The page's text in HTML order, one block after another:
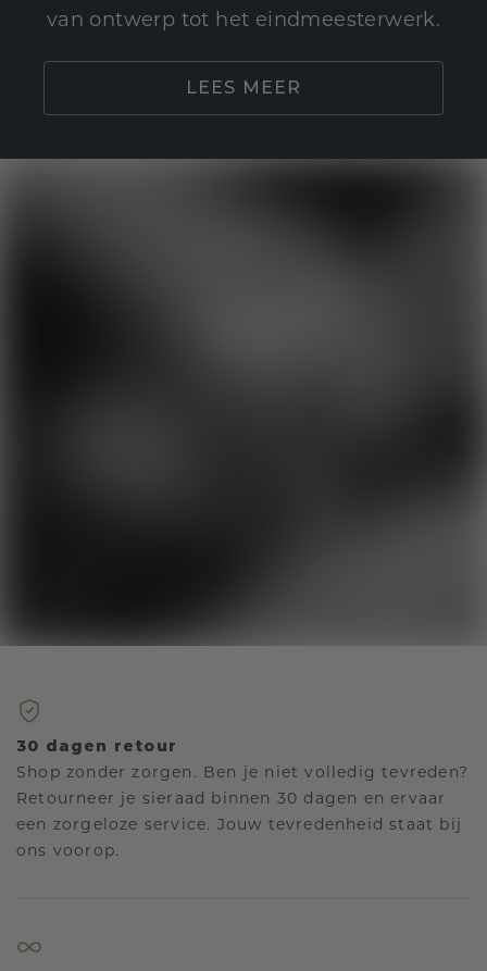
van ontwerp tot het eindmeesterwerk.
LEES MEER
30 dagen retour
Shop zonder zorgen. Ben je niet volledig tevreden?
Retourneer je sieraad binnen 30 dagen en ervaar
een zorgeloze service. Jouw tevredenheid staat bij
ons voorop.